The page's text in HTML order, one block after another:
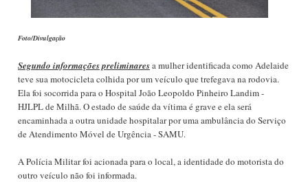
Foto/Divulgação
Segundo informações preliminaresa mulher identificada como Adelaide
teve sua motocicleta colhida por um veículo que trefegava na rodovia.
Ela foi socorrida para o Hospital João Leopoldo Pinheiro Landim -
HJLPL de Milhã. O estado de saúde da vítima é grave e ela será
encaminhada a outra unidade hospitalar por uma ambulância do Serviço
de Atendimento Móvel de Urgência - SAMU.
A Polícia Militar foi acionada para o local, a identidade do motorista do
outro veículo não foi informada.